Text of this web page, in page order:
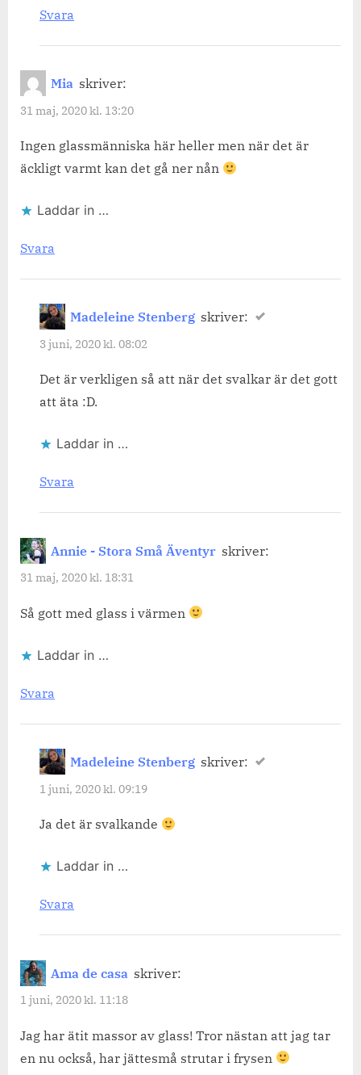
Svara
Mia skriver:
31 maj, 2020 kl. 13:20
Ingen glassmänniska här heller men när det är
äckligt varmt kan det gå ner nån
Laddar in …
Svara
Madeleine Stenberg skriver:
3 juni, 2020 kl. 08:02
Det är verkligen så att när det svalkar är det gott
att äta :D.
Laddar in …
Svara
Annie - Stora Små Äventyr skriver:
31 maj, 2020 kl. 18:31
Så gott med glass i värmen
Laddar in …
Svara
Madeleine Stenberg skriver:
1 juni, 2020 kl. 09:19
Ja det är svalkande
Laddar in …
Svara
Ama de casa skriver:
1 juni, 2020 kl. 11:18
Jag har ätit massor av glass! Tror nästan att jag tar
en nu också, har jättesmå strutar i frysen